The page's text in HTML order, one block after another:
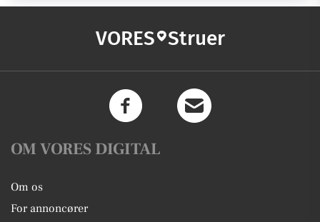
VORES Struer
OM VORES DIGITAL
Om os
For annoncører